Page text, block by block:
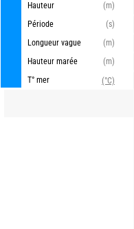
Hauteur
(m)
Période
(s)
Longueur vague
(m)
Hauteur marée
(m)
T° mer
(°C)